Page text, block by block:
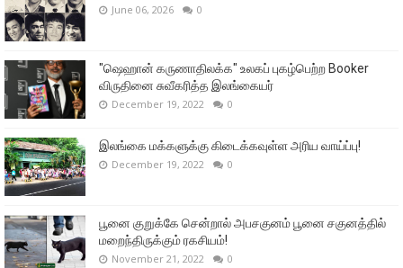
June 06, 2026 0
"ஷெஹான் கருணாதிலக்க" உலகப் புகழ்பெற்ற Booker
விருதினை சுவீகரித்த இலங்கையர்
December 19, 2022 0
இலங்கை மக்களுக்கு கிடைக்கவுள்ள அரிய வாய்ப்பு!
December 19, 2022 0
பூனை குறுக்கே சென்றால் அபசகுனம் பூனை சகுனத்தில்
மறைந்திருக்கும் ரகசியம்!
November 21, 2022 0